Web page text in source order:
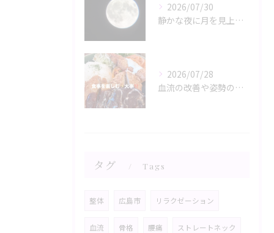
2026/07/30
静かな夜に月を見上げるひととき、心と体がリラックスモードに誘...
2026/07/28
血流の改善や姿勢の調整が、日々の健康を支える鍵。
タグ Tags
整体 広島市 リラクゼーション
血流 骨格 腰痛 ストレートネック